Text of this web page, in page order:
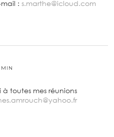
: s.marthe@icloud.com
toutes mes réunions